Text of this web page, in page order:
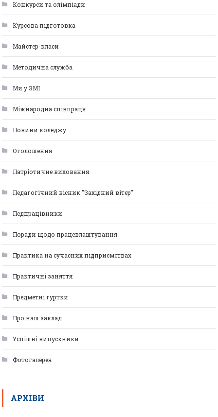
Конкурси та олімпіади
Курсова підготовка
Майстер-класи
Методична служба
Ми у ЗМІ
Міжнародна співпраця
Новини коледжу
Оголошення
Патріотичне виховання
Педагогічний вісник "Західний вітер"
Педпрацівники
Поради щодо працевлаштування
Практика на сучасних підприємствах
Практичні заняття
Предметні гуртки
Про наш заклад
Успішні випускники
Фотогалерея
АРХІВИ